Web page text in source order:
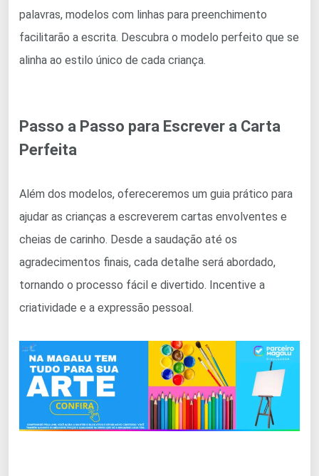
palavras, modelos com linhas para preenchimento
facilitarão a escrita. Descubra o modelo perfeito que se
alinha ao estilo único de cada criança.
Passo a Passo para Escrever a Carta
Perfeita
Além dos modelos, ofereceremos um guia prático para
ajudar as crianças a escreverem cartas envolventes e
cheias de carinho. Desde a saudação até os
agradecimentos finais, cada detalhe será abordado,
tornando o processo fácil e divertido. Incentive a
criatividade e a expressão pessoal.